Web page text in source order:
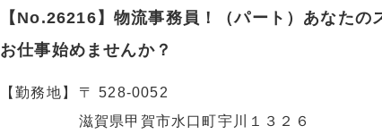
【No.26216】物流事務員！（パート）あなたの
お仕事始めませんか？
【勤務地】
〒 528-0052
滋賀県甲賀市水口町宇川１３２６